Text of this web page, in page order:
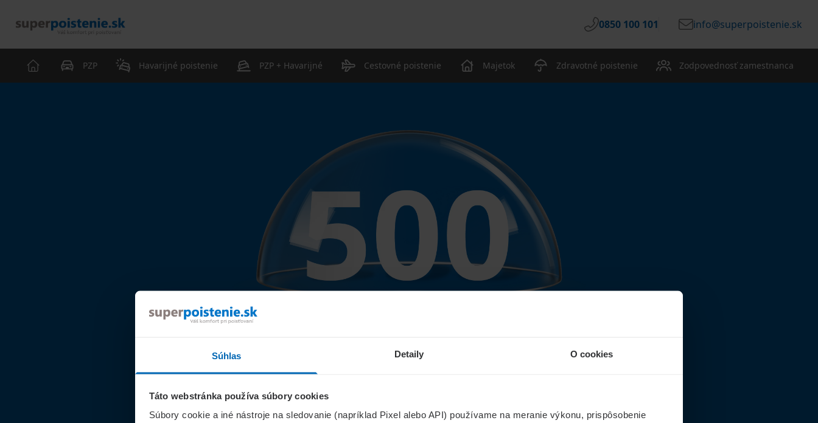
Súhlas Detaily O cookies
Táto webstránka používa súbory cookies
Súbory cookie a iné nástroje na sledovanie (napríklad Pixel alebo API) používame na meranie výkonu, prispôsobenie
0850 100 101 info@superpoistenie.sk
PZP Havarijné poistenie PZP + Havarijné Cestovné poistenie Majetok Zdravotné poistenie Zodpovednosť zamestnanca
Niečo sa pokazilo...